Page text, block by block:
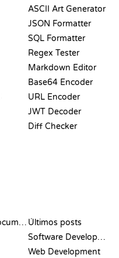
ASCII Art Generator
JSON Formatter
SQL Formatter
Regex Tester
Markdown Editor
Base64 Encoder
URL Encoder
JWT Decoder
Diff Checker
Ver toda a documentação Últimos posts
Software Development
Web Development